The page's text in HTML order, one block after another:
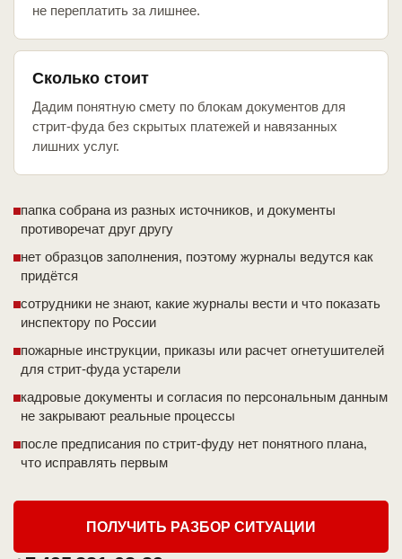
не переплатить за лишнее.
Сколько стоит
Дадим понятную смету по блокам документов для
стрит-фуда без скрытых платежей и навязанных
лишних услуг.
папка собрана из разных источников, и документы
противоречат друг другу
нет образцов заполнения, поэтому журналы ведутся как
придётся
сотрудники не знают, какие журналы вести и что показать
инспектору по России
пожарные инструкции, приказы или расчет огнетушителей
для стрит-фуда устарели
кадровые документы и согласия по персональным данным
не закрывают реальные процессы
после предписания по стрит-фуду нет понятного плана,
что исправлять первым
ПОЛУЧИТЬ РАЗБОР СИТУАЦИИ